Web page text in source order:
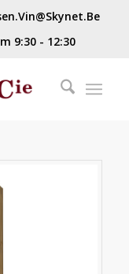
9:30 - 12:30